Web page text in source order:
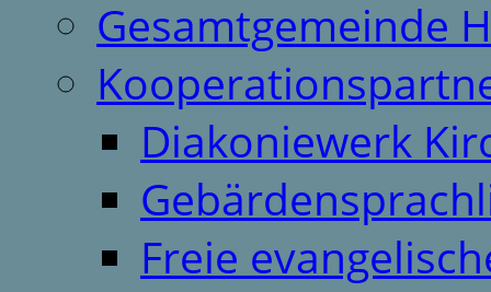
Gesamtgemeinde
Diakoniewerk
Freie